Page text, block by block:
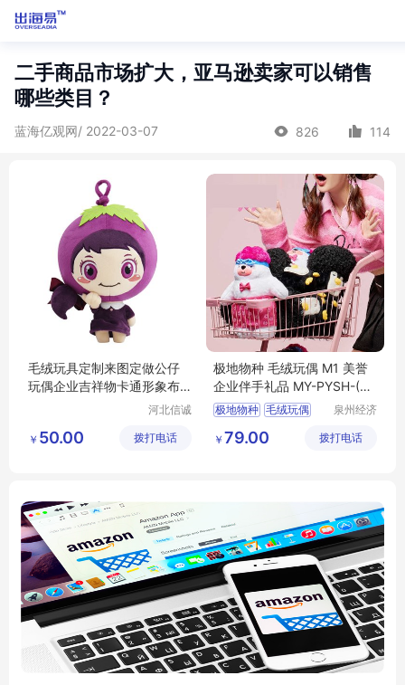
二手商品市场扩大，亚马逊卖家可以销售
哪些类目？
蓝海亿观网/ 2022-03-07 826 114
毛绒玩具定制来图定做公仔
玩偶企业吉祥物卡通形象布
河北信诚
限公司
￥ 50.00 拨打电话
极地物种 毛绒玩偶 M1 美誉
企业伴手礼品 MY-PYSH-(T)
-04
极地物种 毛绒玩偶
PYSH T 04
泉州经济
区美誉商
￥ 79.00 拨打电话